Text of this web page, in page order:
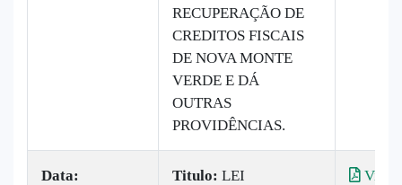
RECUPERAÇÃO DE
CREDITOS FISCAIS
DE NOVA MONTE
VERDE E DÁ
OUTRAS
PROVIDÊNCIAS.
Data:
Titulo: LEI